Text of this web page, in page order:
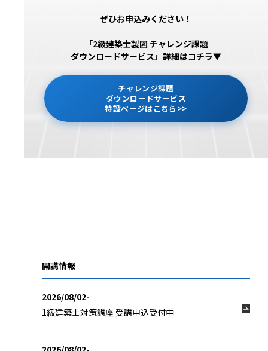
ぜひお申込みください！
「2級建築士製図 チャレンジ課題
ダウンロードサービス」詳細はコチラ▼
チャレンジ課題
ダウンロードサービス
特設ページはこちら>>
開講情報
2026/08/02-
1級建築士対策講座 受講申込受付中